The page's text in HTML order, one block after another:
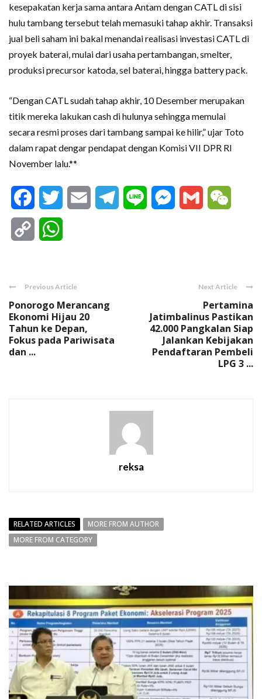
kesepakatan kerja sama antara Antam dengan CATL di sisi
hulu tambang tersebut telah memasuki tahap akhir. Transaksi
jual beli saham ini bakal menandai realisasi investasi CATL di
proyek baterai, mulai dari usaha pertambangan, smelter,
produksi precursor katoda, sel baterai, hingga battery pack.
“Dengan CATL sudah tahap akhir, 10 Desember merupakan
titik mereka lakukan cash di hulunya sehingga memulai
secara resmi proses dari tambang sampai ke hilir,” ujar Toto
dalam rapat dengar pendapat dengan Komisi VII DPR RI
November lalu.**
FacebookTwitter Email Telegram
Line Messenger
Gmail
Copy
Previous Article
Ponorogo Merancang
Ekonomi Hijau 20
Tahun ke Depan,
Fokus pada Pariwisata
dan ...
Next Article
Pertamina
Jatimbalinus Pastikan
42.000 Pangkalan Siap
Jalankan Kebijakan
Pendaftaran Pembeli
LPG 3 ...
reksa
RELATED ARTICLES
MORE FROM AUTHOR
MORE FROM CATEGORY